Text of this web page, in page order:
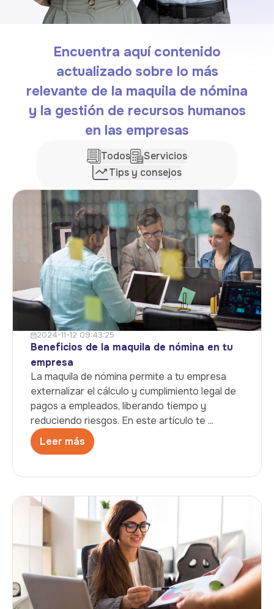
Encuentra aquí contenido
actualizado sobre lo más
relevante de la maquila de nómina
y la gestión de recursos humanos
en las empresas
Todos
Servicios
Tips y consejos
2024-11-12 09:43:25
Beneficios de la maquila de nómina en tu
empresa
La maquila de nómina permite a tu empresa
externalizar el cálculo y cumplimiento legal de
pagos a empleados, liberando tiempo y
reduciendo riesgos. En este artículo te ...
Leer más